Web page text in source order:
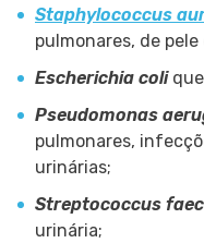
Staphylococcus
pulmonares, de pele
Escherichia coli
Pseudomonas
pulmonares,
urinárias;
Streptococcus
urinária;